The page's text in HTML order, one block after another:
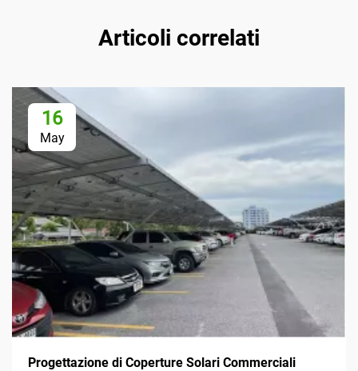
Articoli correlati
16
May
Progettazione di Coperture Solari Commerciali